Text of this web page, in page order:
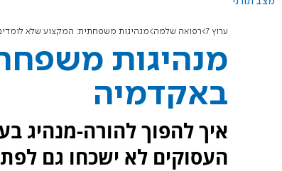
ערוץ 7 רפואה שלמה מנהיגות משפחתית: המקצוע שלא
מנהיגות
באקדמיה
איך להפוך להורה-מנהיג
העסוקים לא ישכחו גם